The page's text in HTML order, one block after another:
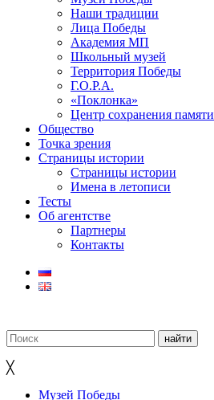
Наши традиции
Лица Победы
Академия МП
Школьный музей
Территория Победы
Г.О.Р.А.
«Поклонка»
Центр сохранения памяти
Общество
Точка зрения
Страницы истории
Страницы истории
Имена в летописи
Тесты
Об агентстве
Партнеры
Контакты
╳
Музей Победы